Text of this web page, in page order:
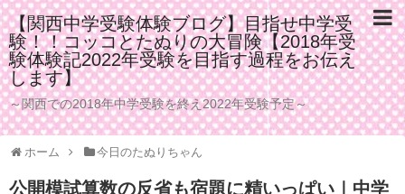
【関西中学受験体験ブログ】目指せ中学受
験！！コッコとたぬりの大冒険【2018年受
験体験記2022年受験を目指す過程をお伝え
します】
～関西での2018年中学受験を終え2022年受験予定～
ホーム 今日のたぬりちゃん
公開模試算数の反省も宿題に精いっぱい｜中学